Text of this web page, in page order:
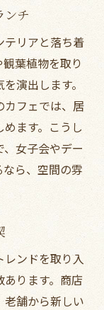
ンチ
テリアと落ち着
葉植物を取り
演出します。
カフェでは、居
ます。こうし
女子会やデー
ら、空間の雰
ンドを取り入
ります。商店
舗から新しい